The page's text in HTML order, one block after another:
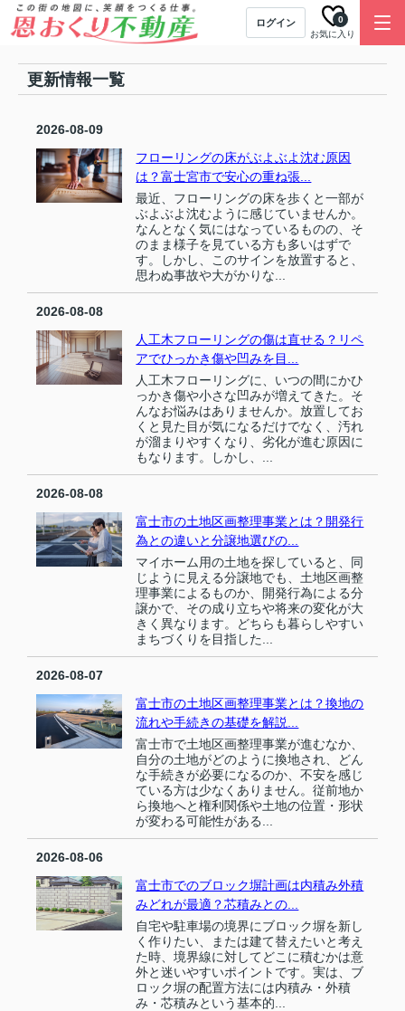
ログイン
お気に入り
0
更新情報一覧
2026-08-09
フローリングの床がぶよぶよ沈む原因
は？富士宮市で安心の重ね張...
最近、フローリングの床を歩くと一部が
ぶよぶよ沈むように感じていませんか。
なんとなく気にはなっているものの、そ
のまま様子を見ている方も多いはずで
す。しかし、このサインを放置すると、
思わぬ事故や大がかりな...
2026-08-08
人工木フローリングの傷は直せる？リペ
アでひっかき傷や凹みを目...
人工木フローリングに、いつの間にかひ
っかき傷や小さな凹みが増えてきた。そ
んなお悩みはありませんか。放置してお
くと見た目が気になるだけでなく、汚れ
が溜まりやすくなり、劣化が進む原因に
もなります。しかし、...
2026-08-08
富士市の土地区画整理事業とは？開発行
為との違いと分譲地選びの...
マイホーム用の土地を探していると、同
じように見える分譲地でも、土地区画整
理事業によるものか、開発行為による分
譲かで、その成り立ちや将来の変化が大
きく異なります。どちらも暮らしやすい
まちづくりを目指した...
2026-08-07
富士市の土地区画整理事業とは？換地の
流れや手続きの基礎を解説...
富士市で土地区画整理事業が進むなか、
自分の土地がどのように換地され、どん
な手続きが必要になるのか、不安を感じ
ている方は少なくありません。従前地か
ら換地へと権利関係や土地の位置・形状
が変わる可能性がある...
2026-08-06
富士市でのブロック塀計画は内積み外積
みどれが最適？芯積みとの...
自宅や駐車場の境界にブロック塀を新し
く作りたい、または建て替えたいと考え
た時、境界線に対してどこに積むかは意
外と迷いやすいポイントです。実は、ブ
ロック塀の配置方法には内積み・外積
み・芯積みという基本的...